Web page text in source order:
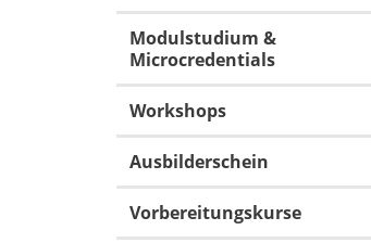
Modulstudium &
Microcredentials
Workshops
Ausbilderschein
Vorbereitungskurse